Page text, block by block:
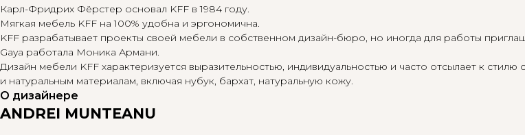
Карл-Фридрих Фёрстер основал KFF в 1984 году.
Мягкая мебель KFF на 100% удобна и эргономична.
KFF разрабатывает проекты своей мебели в собственном дизайн-бюро, но иногда для работы
Gaya работала Моника Армани.
Дизайн мебели KFF характеризуется выразительностью, индивидуальностью и часто отсылает к
и натуральным материалам, включая нубук, бархат, натуральную кожу.
О дизайнере
ANDREI MUNTEANU